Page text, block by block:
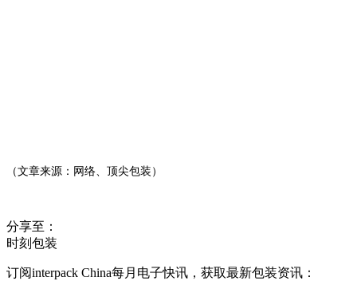
（文章来源：网络、顶尖包装）
分享至：
时刻包装
订阅interpack China每月电子快讯，获取最新包装资讯：